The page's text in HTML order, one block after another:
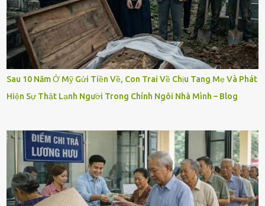
Sau 10 Năm Ở Mỹ Gửi Tiền Về, Con Trai Về Chịu Tang Mẹ Và Phát
Hiện Sự Thật Lạnh Người Trong Chính Ngôi Nhà Mình – Blog